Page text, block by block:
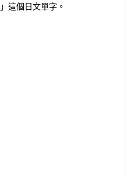
」這個日文單字。